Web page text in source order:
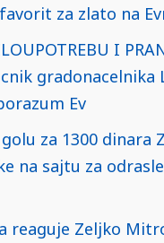
za zlato na
I
gradonacelnika
Ev
za 1300 dinara
na sajtu za
reaguje Zeljko